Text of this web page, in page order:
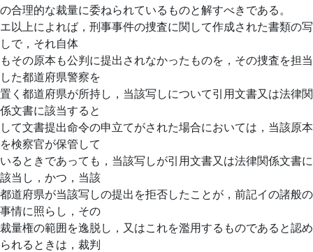
の合理的な裁量に委ねられているものと解すべきである。
エ以上によれば，刑事事件の捜査に関して作成された書類の写
しで，それ自体
もその原本も公判に提出されなかったものを，その捜査を担当
した都道府県警察を
置く都道府県が所持し，当該写しについて引用文書又は法律関
係文書に該当すると
して文書提出命令の申立てがされた場合においては，当該原本
を検察官が保管して
いるときであっても，当該写しが引用文書又は法律関係文書に
該当し，かつ，当該
都道府県が当該写しの提出を拒否したことが，前記イの諸般の
事情に照らし，その
裁量権の範囲を逸脱し，又はこれを濫用するものであると認め
られるときは，裁判